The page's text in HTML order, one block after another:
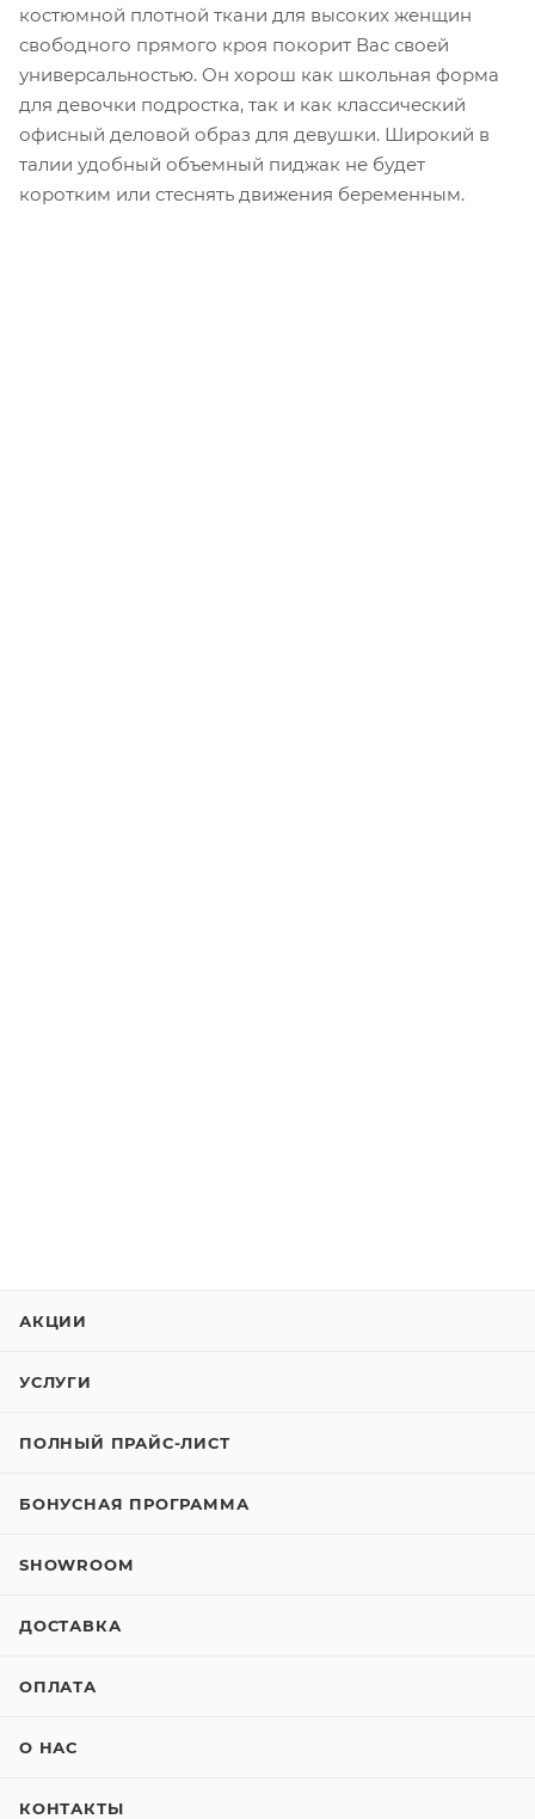
костюмной плотной ткани для высоких женщин
свободного прямого кроя покорит Вас своей
универсальностью. Он хорош как школьная форма
для девочки подростка, так и как классический
офисный деловой образ для девушки. Широкий в
талии удобный объемный пиджак не будет
коротким или стеснять движения беременным.
АКЦИИ
УСЛУГИ
ПОЛНЫЙ ПРАЙС-ЛИСТ
БОНУСНАЯ ПРОГРАММА
SHOWROOM
ДОСТАВКА
ОПЛАТА
О НАС
КОНТАКТЫ